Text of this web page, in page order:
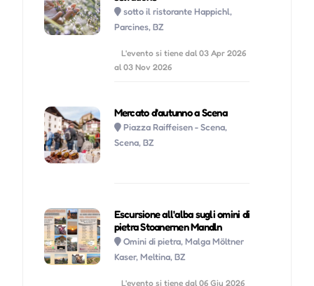
sotto il ristorante Happichl,
Parcines, BZ
L'evento si tiene dal 03 Apr 2026
al 03 Nov 2026
Mercato d'autunno a Scena
Piazza Raiffeisen - Scena,
Scena, BZ
Escursione all'alba sugli omini di
pietra Stoanernen Mandln
Omini di pietra, Malga Möltner
Kaser, Meltina, BZ
L'evento si tiene dal 06 Giu 2026